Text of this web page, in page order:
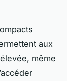
aux
même